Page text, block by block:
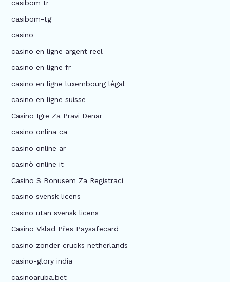
casibom tr
casibom-tg
casino
casino en ligne argent reel
casino en ligne fr
casino en ligne luxembourg légal
casino en ligne suisse
Casino Igre Za Pravi Denar
casino onlina ca
casino online ar
casinò online it
Casino S Bonusem Za Registraci
casino svensk licens
casino utan svensk licens
Casino Vklad Přes Paysafecard
casino zonder crucks netherlands
casino-glory india
casinoaruba.bet